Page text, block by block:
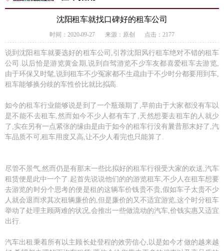
沈阳租车就找口碑好的租车公司
时间：2020-09-27 来源：原创 点击：2177
说到沈阳租车就要选好的租车公司,引荐沈阳风行租车绝对不错的租车
公司.以后恰是游览黄金期,说到自驾游览不少车友都喜爱租车去游览,
由于环保又时髦,说到租车不少冤家都不生疏由于不少时分都要用到车,
租车能够换分歧的车性价比就比拟高.
如今的租车行业能够说是到了一个瓶颈期了,早前由于大家都没有车以
是不能不去租车,然而如今不少人都有车了,天然想要去租车的人就少
了,实在另有一点紧张的缘由是由于如今的租车行没有曩昔那末好了,汽
车品质不可,租车用度又高,让不少人看完也只能算了.
尽管不景气,然而仍是有那末一些比拟好的租车行很受大家的欢送,汽车
租赁便是此中一个了.起首先说说他们的的游览租车,不少人在租车想要
去游览的时分个思考的便是租的这辆车价钱贵不贵,假如车子太贵不少
人就会退而求其次租辆廉价的,但是廉价的又不适宜游览,这个时分租车
举动了处理主顾两难的状况,会推出一些做流动的汽车,价钱实惠又适宜
出行.
汽车出租秉着所有以主顾长处登程的效劳信心,以是如今才做的越来越